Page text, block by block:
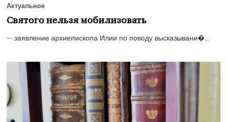
Актуальное
Святого нельзя мобилизовать
— заявление архиепископа Илии по поводу высказывани�...